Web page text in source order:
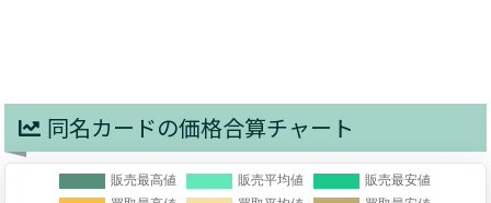
同名カードの価格合算チャート